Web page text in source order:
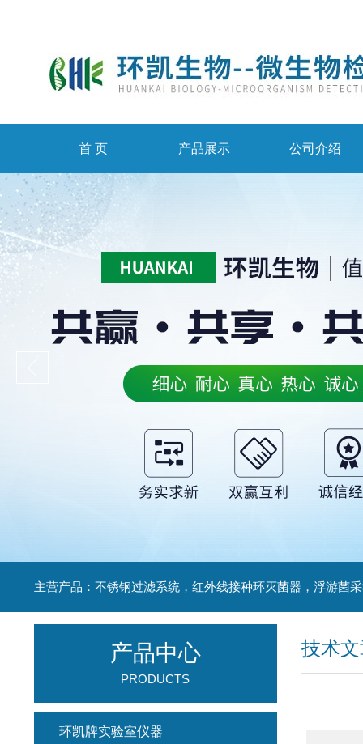
首 页 产品展示 公司介绍
技术
产品中心
PRODUCTS
环凯牌实验室仪器